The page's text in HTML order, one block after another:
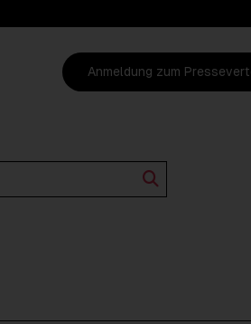
Anmeldung zum